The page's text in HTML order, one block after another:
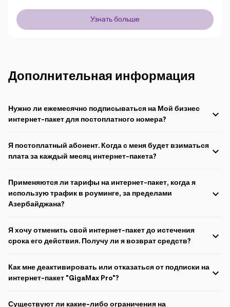
Узнать больше
Дополнительная информация
Нужно ли ежемесячно подписываться на Мой бизнес
интернет-пакет для постоплатного номера?
номера в конце расчетного периода, если не запрошена отмена.
Чтобы отменить услугу автопродления, отправьте SMS со словом
Если действие номера приостановлено или номер был
аннулирован по окончании расчетного периода, система снова
проверяет его статус в течение 30 дней. Если линия не была
активирована до конца этого периода, подписка автоматически
Я постоплатный абонент. Когда с меня будет взиматься
плата за каждый месяц интернет-пакета?
текущий расчетный цикл в следующем расчетном цикле. Если цикл
выставления счетов превышает 30 дней, в следующем счете
может быть отражена плата за интернет-пакеты как текущего, так
и следующего месяца.
Применяются ли тарифы на интернет-пакет, когда я
использую трафик в роуминге, за пределами
Азербайджана?
внутри Азербайджана. При нахождении абонента в роуминге
действуют соответствующие тарифы на Интернет из согласно
Я хочу отменить свой интернет-пакет до истечения
срока его действия. Получу ли я возврат средств?
свой интернет-пакет.
Как мне деактивировать или отказаться от подписки на
интернет-пакет "GigaMax Pro"?
Существуют ли какие-либо ограничения на